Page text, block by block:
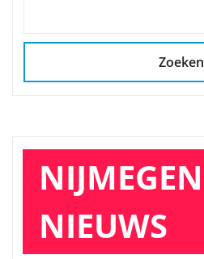
Zoeken
NIJMEGEN
NIEUWS